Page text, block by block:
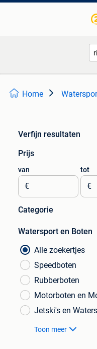
Home
Verfijn resultaten
Prijs
van
€
tot
€
Categorie
Watersport en Boten
Alle zoekertjes
Speedboten
Rubberboten
Motorboten en
Jetski's en
Toon meer